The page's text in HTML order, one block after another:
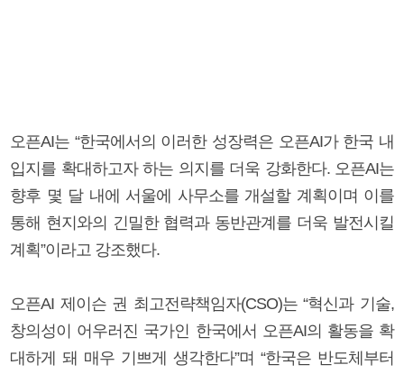
오픈AI는 “한국에서의 이러한 성장력은 오픈AI가 한국 내
입지를 확대하고자 하는 의지를 더욱 강화한다. 오픈AI는
향후 몇 달 내에 서울에 사무소를 개설할 계획이며 이를
통해 현지와의 긴밀한 협력과 동반관계를 더욱 발전시킬
계획”이라고 강조했다.
오픈AI 제이슨 권 최고전략책임자(CSO)는 “혁신과 기술,
창의성이 어우러진 국가인 한국에서 오픈AI의 활동을 확
대하게 돼 매우 기쁘게 생각한다”며 “한국은 반도체부터